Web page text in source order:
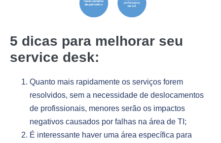
5 dicas para melhorar seu
service desk:
Quanto mais rapidamente os serviços forem
resolvidos, sem a necessidade de deslocamentos
de profissionais, menores serão os impactos
negativos causados por falhas na área de TI;
É interessante haver uma área específica para